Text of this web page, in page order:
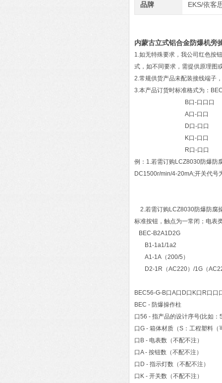
品牌 EKS/依客
内蒙古立式铝合金防爆机旁
1.如无特殊要求，我公司红色按
式，如不同要求，需提供原理图
2.常规供货产品未配装接线端子
3.本产品订货时标准格式为：
B口-口口口
A口-口口
D口-口口
K口-口口
R口-口口
例：1.若需订购LCZ8030防爆防
DC1500r/min/4-20mA;开关代号
2.若需订购LCZ8030防爆防腐
标准按钮，触点为一常闭；电表
BEC-B2A1D2G
B1-1a1/1a2
A1-1A（200/5）
D2-1R（AC220）/1G（
BEC56-G-B口A口D口K口R口口
BEC - 防爆操作柱
口56 - 指产品的设计序号(比如：
口G - 箱体材质（S：工程塑料
口B - 电表数（不配不注）
口A - 按钮数（不配不注）
口D - 指示灯数（不配不注）
口K - 开关数（不配不注）